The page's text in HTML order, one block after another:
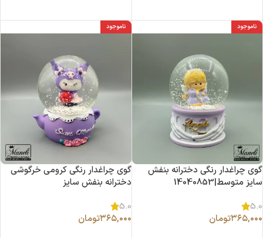
ناموجود
گوی چراغدار رنگی دخترانه بنفش
سایز متوسط|14040853
5.0
۳۶۵,۰۰۰تومان
ناموجود
گوی چراغدار رنگی کرومی خرگوشی
دخترانه بنفش سایز
5.0
۳۶۵,۰۰۰تومان